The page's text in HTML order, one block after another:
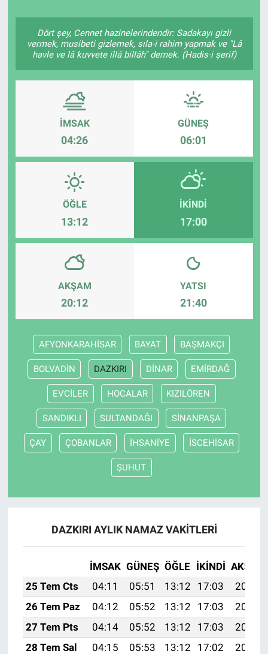
Dört şey, Cennet hazinelerindendir: Sadakayı gizli
vermek, musibeti gizlemek, sıla-i rahim yapmak ve "Lâ
havle ve lâ kuvvete illâ billâh" demek. (Hadis-i şerif)
İMSAK
04:26
GÜNEŞ
06:01
ÖĞLE
13:12
İKINDI
17:00
AKŞAM
20:12
YATSI
21:40
AFYONKARAHİSAR BAYAT BAŞMAKÇI
BOLVADİN DAZKIRI DİNAR EMİRDAĞ
EVCİLER HOCALAR KIZILÖREN
SANDIKLI SULTANDAĞI SİNANPAŞA
ÇAY ÇOBANLAR İHSANİYE İSCEHİSAR
ŞUHUT
DAZKIRI AYLIK NAMAZ VAKITLERI
İMSAK GÜNEŞ ÖĞLE İKINDI AKŞAM
25 Tem Cts
04:11 05:51 13:12 17:03
20:24
26 Tem Paz
04:12 05:52 13:12 17:03
20:23
27 Tem Pts
04:14 05:52 13:12 17:03
20:22
28 Tem Sal
04:15 05:53 13:12 17:02
20:21
Bilecik
Kütahya
Genel
Magazin
Bilim ve Teknoloji